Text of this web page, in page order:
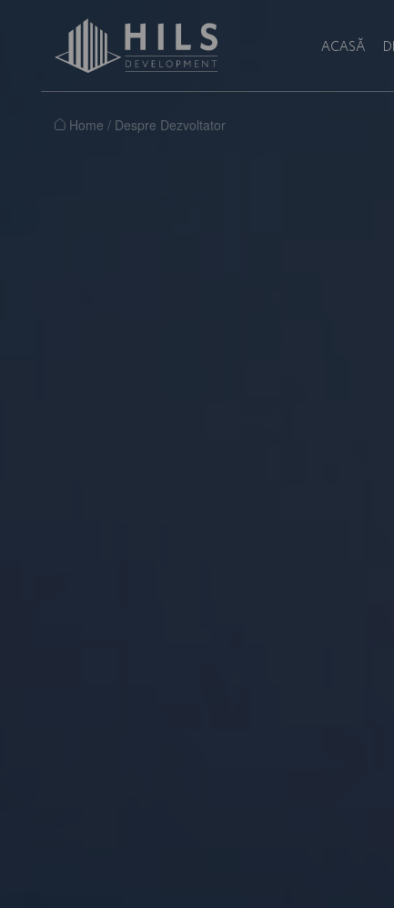
ACASĂ
Home / Despre Dezvoltator